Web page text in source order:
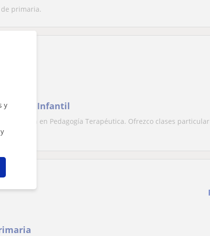
y
y
primaria.
e Infantil
mención en Pedagogía Terapéutica. Ofrezco clases